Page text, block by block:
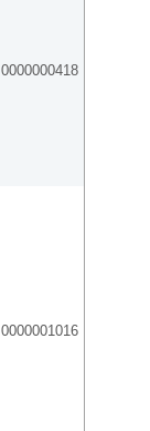
0000000418
0000001016